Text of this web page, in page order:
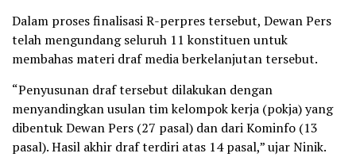
Dalam proses finalisasi R-perpres tersebut, Dewan Pers
telah mengundang seluruh 11 konstituen untuk
membahas materi draf media berkelanjutan tersebut.
“Penyusunan draf tersebut dilakukan dengan
menyandingkan usulan tim kelompok kerja (pokja) yang
dibentuk Dewan Pers (27 pasal) dan dari Kominfo (13
pasal). Hasil akhir draf terdiri atas 14 pasal,” ujar Ninik.